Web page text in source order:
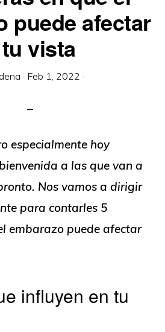
puede afectar
vista
· Feb 1, 2022 ·
especialmente hoy
a las que van a
Nos vamos a dirigir
para contarles 5
embarazo puede afectar
influyen en tu